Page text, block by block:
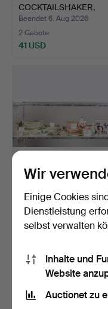
COCKTAILSHAKER,
VERSILBERT.
Beendet 6. Aug 2026
2 Gebote
41 USD
SAMMLUNG
GLASWAREN,
BESTEHEND AU…
Beendet 6. Aug 2026
Wir
Einige Cookies
Dienstleistung
selbst verwalten
Inhalte und
Website
Auctionet zu